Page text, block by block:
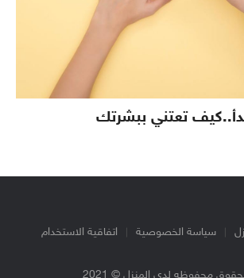
تعتني ببشرتك
سياسة الخصوصية اتفاقية الاستخدام
محفوظه لدي المنزل © 2021